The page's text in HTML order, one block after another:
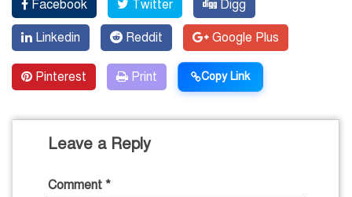
Facebook Twitter Digg
Linkedin Reddit Google Plus
Pinterest Print Copy Link
Leave a Reply
Comment *